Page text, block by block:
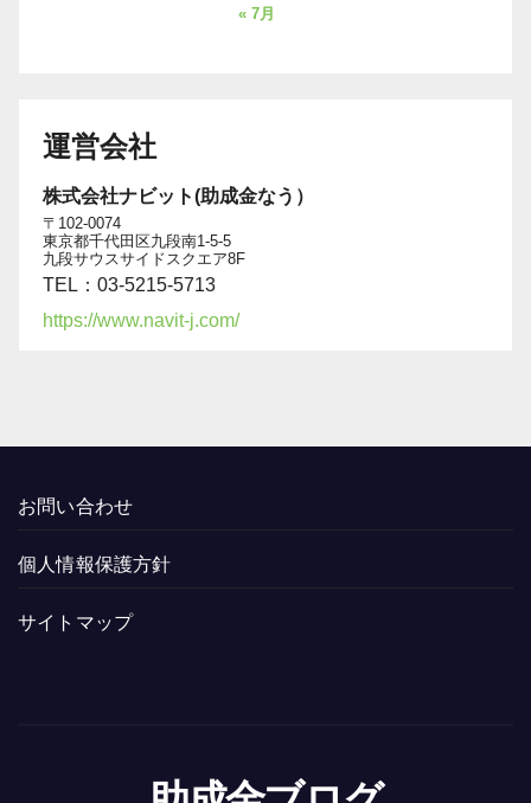
« 7月
運営会社
株式会社ナビット(助成金なう）
〒102-0074
東京都千代田区九段南1-5-5
九段サウスサイドスクエア8F
TEL：03-5215-5713
https://www.navit-j.com/
お問い合わせ
個人情報保護方針
サイトマップ